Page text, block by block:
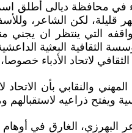
في محافظة ديالى أطلق
قليلة، لكن الشاعر،
التي ينتظر ان يجني
الثقافية البعثية
لاتحاد الأدباء
المهني والنقابي بأن
ويفتح ذراعيه لاستقبالهم
البهرزي، الغارق في